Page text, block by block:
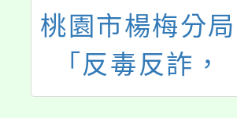
桃園市楊梅分局
「反毒反詐，
『梅』你不行」